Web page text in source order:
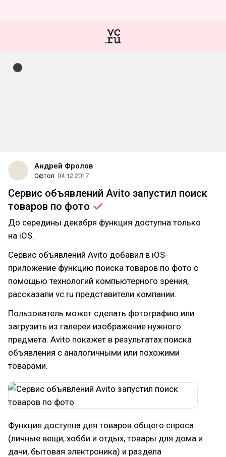
Андрей Фролов
Офтоп 04.12.2017
Сервис объявлений Avito запустил поиск
товаров по фото
До середины декабря функция доступна только
на iOS.
Сервис объявлений Avito добавил в iOS-
приложение функцию поиска товаров по фото с
помощью технологий компьютерного зрения,
рассказали vc.ru представители компании.
Пользователь может сделать фотографию или
загрузить из галереи изображение нужного
предмета. Avito покажет в результатах поиска
объявления с аналогичными или похожими
товарами.
Функция доступна для товаров общего спроса
(личные вещи, хобби и отдых, товары для дома и
дачи, бытовая электроника) и раздела